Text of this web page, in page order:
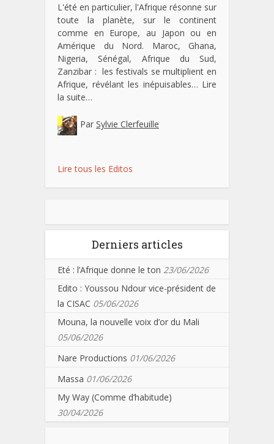
L'été en particulier, l'Afrique résonne sur
toute la planète, sur le continent
comme en Europe, au Japon ou en
Amérique du Nord. Maroc, Ghana,
Nigeria, Sénégal, Afrique du Sud,
Zanzibar : les festivals se multiplient en
Afrique, révélant les inépuisables… Lire
la suite…
Par Sylvie Clerfeuille
Lire tous les Editos
Derniers articles
Eté : l’Afrique donne le ton 23/06/2026
Edito : Youssou Ndour vice-président de
la CISAC 05/06/2026
Mouna, la nouvelle voix d’or du Mali
05/06/2026
Nare Productions 01/06/2026
Massa 01/06/2026
My Way (Comme d’habitude)
30/04/2026